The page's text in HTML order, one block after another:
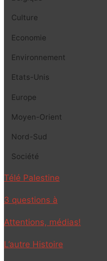
Culture
Economie
Environnement
Etats-Unis
Europe
Moyen-Orient
Nord-Sud
Société
Télé Palestine
3 questions à
Attentions, médias!
L’autre Histoire